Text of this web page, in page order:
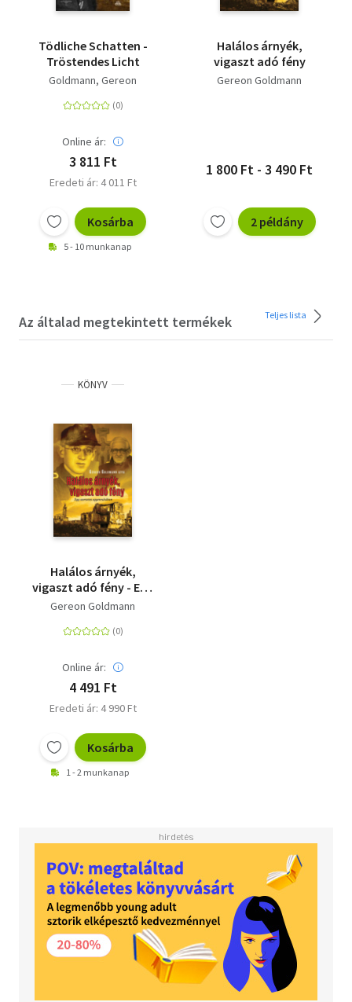
Tödliche Schatten -
Tröstendes Licht
Goldmann, Gereon
Online ár:
3 811 Ft
Eredeti ár: 4 011 Ft
Kosárba
5 - 10 munkanap
Halálos árnyék,
vigaszt adó fény
Gereon Goldmann
1 800 Ft - 3 490 Ft
2 példány
Az általad megtekintett termékek Teljes lista
KÖNYV
Halálos árnyék,
vigaszt adó fény - Egy
szerzetes
Gereon Goldmann
Online ár:
4 491 Ft
Eredeti ár: 4 990 Ft
Kosárba
1 - 2 munkanap